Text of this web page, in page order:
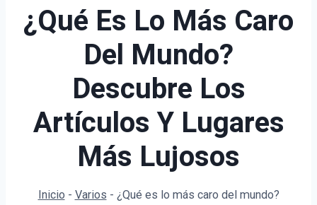
¿Qué Es Lo Más Caro
Del Mundo?
Descubre Los
Artículos Y Lugares
Más Lujosos
Inicio - Varios - ¿Qué es lo más caro del mundo?